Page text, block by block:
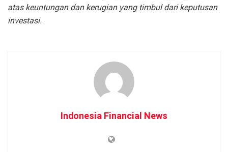
atas keuntungan dan kerugian yang timbul dari keputusan
investasi.
Indonesia Financial News